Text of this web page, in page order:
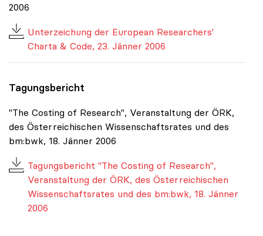
2006
Unterzeichung der European Researchers'
Charta & Code, 23. Jänner 2006
Tagungsbericht
"The Costing of Research", Veranstaltung der ÖRK,
des Österreichischen Wissenschaftsrates und des
bm:bwk, 18. Jänner 2006
Tagungsbericht "The Costing of Research",
Veranstaltung der ÖRK, des Österreichischen
Wissenschaftsrates und des bm:bwk, 18. Jänner
2006